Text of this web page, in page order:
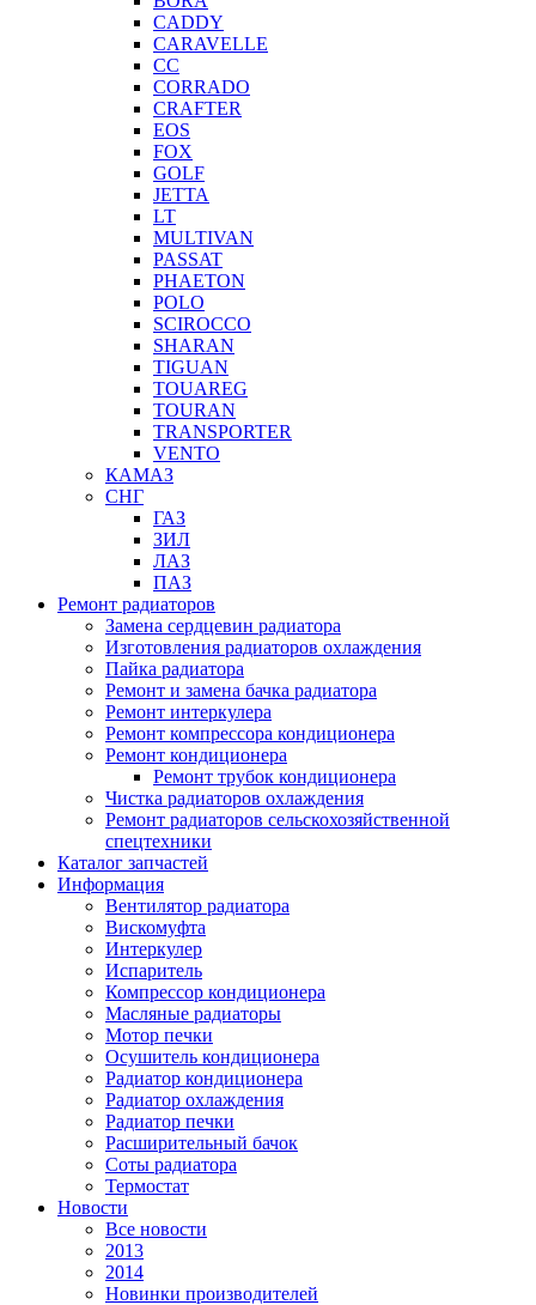
CADDY
CARAVELLE
CC
CORRADO
CRAFTER
EOS
FOX
GOLF
JETTA
LT
MULTIVAN
PASSAT
PHAETON
POLO
SCIROCCO
SHARAN
TIGUAN
TOUAREG
TOURAN
TRANSPORTER
VENTO
КАМАЗ
СНГ
ГАЗ
ЗИЛ
ЛАЗ
ПАЗ
Ремонт радиаторов
Замена сердцевин радиатора
Изготовления радиаторов охлаждения
Пайка радиатора
Ремонт и замена бачка радиатора
Ремонт интеркулера
Ремонт компрессора кондиционера
Ремонт кондиционера
Ремонт трубок кондиционера
Чистка радиаторов охлаждения
Ремонт радиаторов сельскохозяйственной
спецтехники
Каталог запчастей
Информация
Вентилятор радиатора
Вискомуфта
Интеркулер
Испаритель
Компрессор кондиционера
Масляные радиаторы
Мотор печки
Осушитель кондиционера
Радиатор кондиционера
Радиатор охлаждения
Радиатор печки
Расширительный бачок
Соты радиатора
Термостат
Новости
Все новости
2013
2014
Новинки производителей